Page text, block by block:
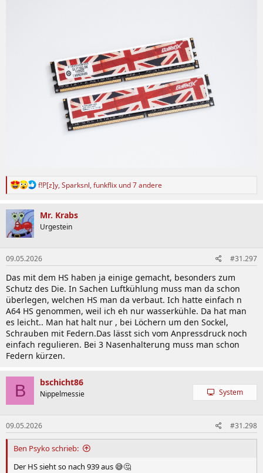
R
k
n
e
n
:
f!P[z]y, Sparksnl, funkflix und 7 andere
Mr. Krabs
Urgestein
09.05.2026 #31.297
Das mit dem HS haben ja einige gemacht, besonders zum
Schutz des Die. In Sachen Luftkühlung muss man da schon
überlegen, welchen HS man da verbaut. Ich hatte einfach n
A64 HS genommen, weil ich eh nur wasserkühle. Da hat man
es leicht.. Man hat halt nur , bei Löchern um den Sockel,
Schrauben mit Federn.Das lässt sich vom Anpressdruck noch
einfach regulieren. Bei 3 Nasenhalterung muss man schon
Federn kürzen.
B bschicht86
Nippelmessie System
09.05.2026 #31.298
Ben Psyko schrieb:
Der HS sieht so nach 939 aus 😅🤔